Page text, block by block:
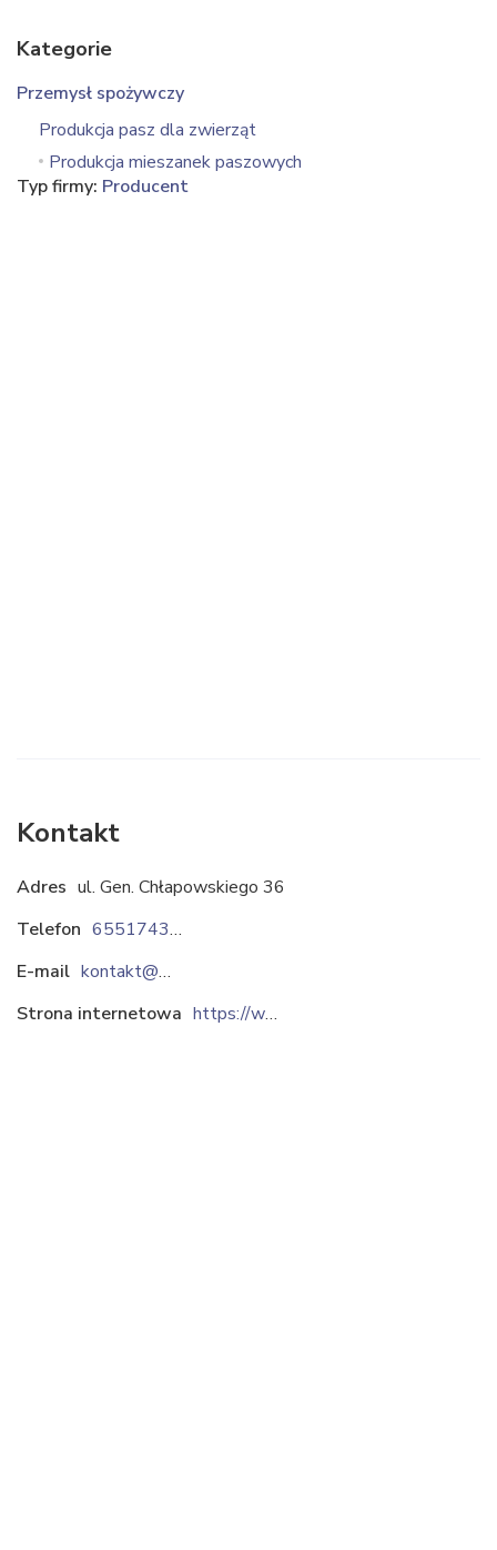
Kategorie
Przemysł spożywczy
Produkcja pasz dla zwierząt
Produkcja mieszanek paszowych
Typ firmy: Producent
Kontakt
Adres ul. Gen. Chłapowskiego 36
Telefon
655174300
E-mail
kontakt@lira-pasze.pl
Strona internetowa
https://www.lira-pasze.pl